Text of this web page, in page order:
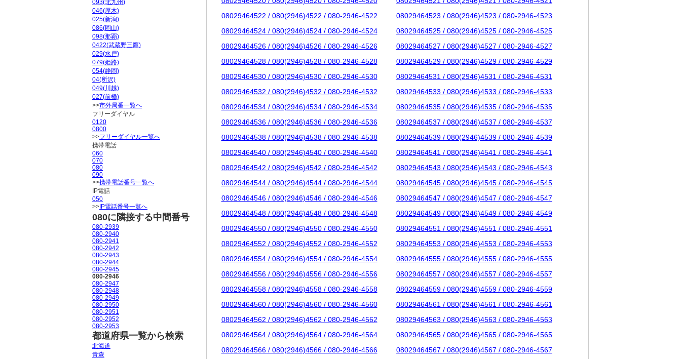
08029464522 / 080(2946)4522 / 080-2946-4522
08029464523 / 080(2946)4523 / 080-2946-4523
08029464524 / 080(2946)4524 / 080-2946-4524
08029464525 / 080(2946)4525 / 080-2946-4525
08029464526 / 080(2946)4526 / 080-2946-4526
08029464527 / 080(2946)4527 / 080-2946-4527
08029464528 / 080(2946)4528 / 080-2946-4528
08029464529 / 080(2946)4529 / 080-2946-4529
08029464530 / 080(2946)4530 / 080-2946-4530
08029464531 / 080(2946)4531 / 080-2946-4531
08029464532 / 080(2946)4532 / 080-2946-4532
08029464533 / 080(2946)4533 / 080-2946-4533
08029464534 / 080(2946)4534 / 080-2946-4534
08029464535 / 080(2946)4535 / 080-2946-4535
08029464536 / 080(2946)4536 / 080-2946-4536
08029464537 / 080(2946)4537 / 080-2946-4537
08029464538 / 080(2946)4538 / 080-2946-4538
08029464539 / 080(2946)4539 / 080-2946-4539
08029464540 / 080(2946)4540 / 080-2946-4540
08029464541 / 080(2946)4541 / 080-2946-4541
08029464542 / 080(2946)4542 / 080-2946-4542
08029464543 / 080(2946)4543 / 080-2946-4543
08029464544 / 080(2946)4544 / 080-2946-4544
08029464545 / 080(2946)4545 / 080-2946-4545
08029464546 / 080(2946)4546 / 080-2946-4546
08029464547 / 080(2946)4547 / 080-2946-4547
08029464548 / 080(2946)4548 / 080-2946-4548
08029464549 / 080(2946)4549 / 080-2946-4549
08029464550 / 080(2946)4550 / 080-2946-4550
08029464551 / 080(2946)4551 / 080-2946-4551
08029464552 / 080(2946)4552 / 080-2946-4552
08029464553 / 080(2946)4553 / 080-2946-4553
08029464554 / 080(2946)4554 / 080-2946-4554
08029464555 / 080(2946)4555 / 080-2946-4555
08029464556 / 080(2946)4556 / 080-2946-4556
08029464557 / 080(2946)4557 / 080-2946-4557
08029464558 / 080(2946)4558 / 080-2946-4558
08029464559 / 080(2946)4559 / 080-2946-4559
08029464560 / 080(2946)4560 / 080-2946-4560
08029464561 / 080(2946)4561 / 080-2946-4561
08029464562 / 080(2946)4562 / 080-2946-4562
08029464563 / 080(2946)4563 / 080-2946-4563
08029464564 / 080(2946)4564 / 080-2946-4564
08029464565 / 080(2946)4565 / 080-2946-4565
08029464566 / 080(2946)4566 / 080-2946-4566
08029464567 / 080(2946)4567 / 080-2946-4567
093(北九州)
046(厚木)
025(新潟)
086(岡山)
098(那覇)
0422(武蔵野三鷹)
029(水戸)
079(姫路)
054(静岡)
04(所沢)
049(川越)
027(前橋)
>>市外局番一覧へ
フリーダイヤル
0120
0800
>>フリーダイヤル一覧へ
携帯電話
060
070
080
090
>>携帯電話番号一覧へ
IP電話
050
>> IP電話番号一覧へ
080に隣接する中間番号
080-2939
080-2940
080-2941
080-2942
080-2943
080-2944
080-2945
080-2946
080-2947
080-2948
080-2949
080-2950
080-2951
080-2952
080-2953
都道府県一覧から検索
北海道
青森